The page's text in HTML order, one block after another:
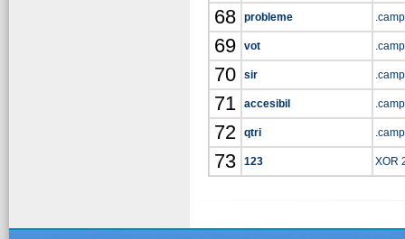
68 probleme
69 vot
70 sir
71 accesibil
72 qtri
73 123 XOR